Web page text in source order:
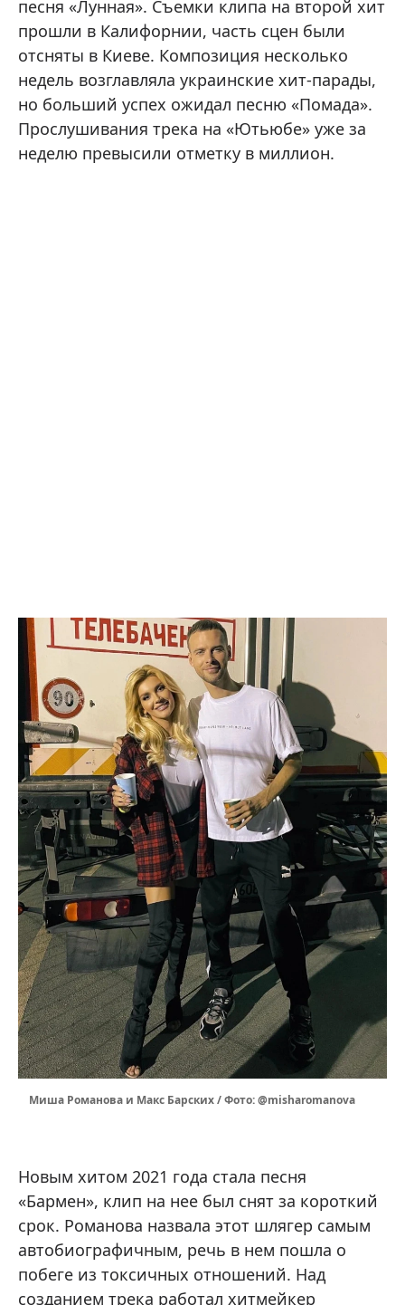
песня «Лунная». Съемки клипа на второй хит
прошли в Калифорнии, часть сцен были
отсняты в Киеве. Композиция несколько
недель возглавляла украинские хит-парады,
но больший успех ожидал песню «Помада».
Прослушивания трека на «Ютьюбе» уже за
неделю превысили отметку в миллион.
Миша Романова и Макс Барских / Фото: @misharomanova
Новым хитом 2021 года стала песня
«Бармен», клип на нее был снят за короткий
срок. Романова назвала этот шлягер самым
автобиографичным, речь в нем пошла о
побеге из токсичных отношений. Над
созданием трека работал хитмейкер